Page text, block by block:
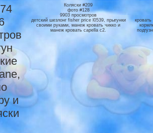
и
Коляски #209
фото #128
9903 просмотров
детский шезлонг fisher price l0539, прыгунки
своими руками, манеж кровать чикко и
манеж кровать capella c2.